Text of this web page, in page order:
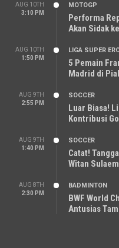
AUG 10TH
3:10 PM
MOTOGP
Performa
Akan Sidak
AUG 10TH
1:50 PM
LIGA SUPER
5 Pemain
Madrid di
AUG 9TH
2:55 PM
SOCCER
Luar Biasa!
Kontribusi
AUG 9TH
1:40 PM
SOCCER
Catat!
Witan
AUG 8TH
2:30 PM
BADMINTON
BWF World
Antusias